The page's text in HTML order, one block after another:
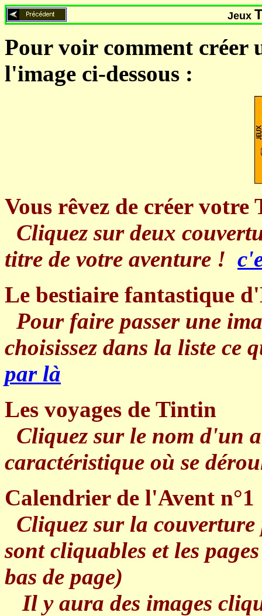
Jeux
Pour voir comment créer
l'image ci-dessous :
Vous rêvez de créer votre
Cliquez sur deux
titre de votre aventure !
Le bestiaire fantastique
Pour faire passer une
choisissez dans la liste
par là
Les voyages de Tintin
Cliquez sur le nom d'un
caractéristique où se
Calendrier de l'Avent n°1
Cliquez sur la
sont cliquables et les
bas de page)
Il y aura des images